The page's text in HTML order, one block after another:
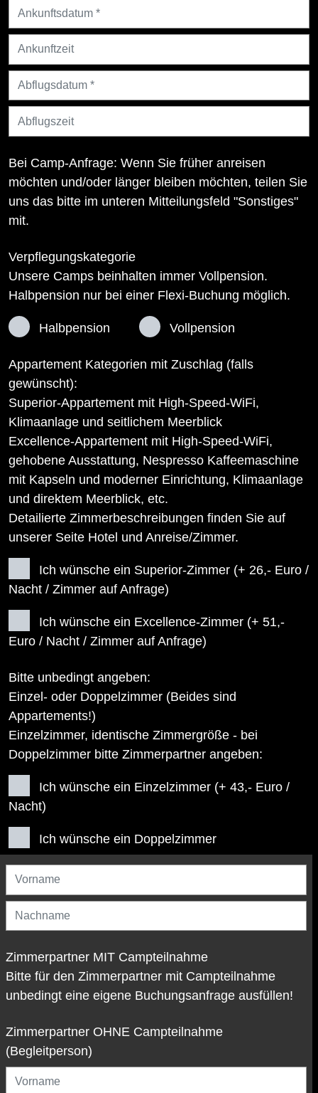
Bei Camp-Anfrage: Wenn Sie früher anreisen
möchten und/oder länger bleiben möchten, teilen Sie
uns das bitte im unteren Mitteilungsfeld "Sonstiges"
mit.
Verpflegungskategorie
Unsere Camps beinhalten immer Vollpension.
Halbpension nur bei einer Flexi-Buchung möglich.
Halbpension Vollpension
Appartement Kategorien mit Zuschlag (falls
gewünscht):
Superior-Appartement mit High-Speed-WiFi,
Klimaanlage und seitlichem Meerblick
Excellence-Appartement mit High-Speed-WiFi,
gehobene Ausstattung, Nespresso Kaffeemaschine
mit Kapseln und moderner Einrichtung, Klimaanlage
und direktem Meerblick, etc.
Detailierte Zimmerbeschreibungen finden Sie auf
unserer Seite Hotel und Anreise/Zimmer.
Ich wünsche ein Superior-Zimmer (+ 26,- Euro /
Nacht / Zimmer auf Anfrage)
Ich wünsche ein Excellence-Zimmer (+ 51,-
Euro / Nacht / Zimmer auf Anfrage)
Bitte unbedingt angeben:
Einzel- oder Doppelzimmer (Beides sind
Appartements!)
Einzelzimmer, identische Zimmergröße - bei
Doppelzimmer bitte Zimmerpartner angeben:
Ich wünsche ein Einzelzimmer (+ 43,- Euro /
Nacht)
Ich wünsche ein Doppelzimmer
Zimmerpartner MIT Campteilnahme
Bitte für den Zimmerpartner mit Campteilnahme
unbedingt eine eigene Buchungsanfrage ausfüllen!
Zimmerpartner OHNE Campteilnahme
(Begleitperson)